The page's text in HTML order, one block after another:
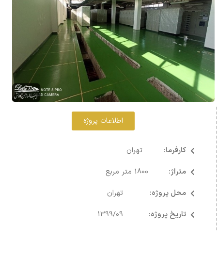
اطلاعات پروژه
کارفرما:
تهران
متراژ:
1800 متر مربع
محل پروژه:
تهران
تاریخ پروژه:
1399/09